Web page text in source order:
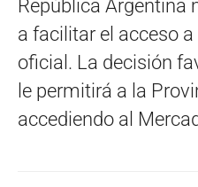
República Argentina
a facilitar el acceso
oficial. La decisión
le permitirá a la
accediendo al